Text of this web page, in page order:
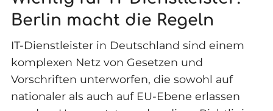
Berlin macht die Regeln
IT-Dienstleister in Deutschland sind einem
komplexen Netz von Gesetzen und
Vorschriften unterworfen, die sowohl auf
nationaler als auch auf EU-Ebene erlassen